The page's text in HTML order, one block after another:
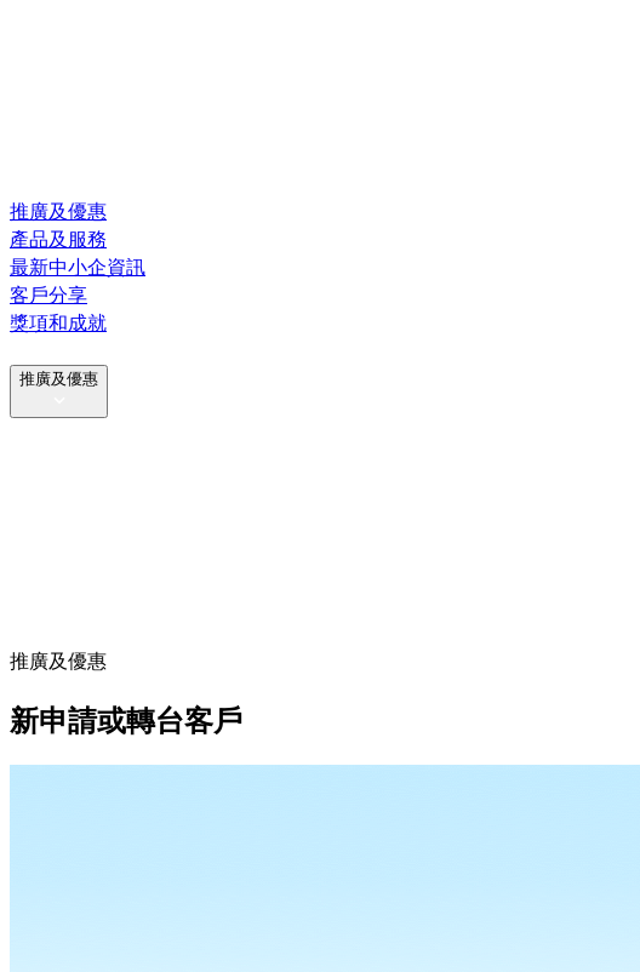
推廣及優惠
產品及服務
最新中小企資訊
客戶分享
獎項和成就
推廣及優惠
推廣及優惠
新申請或轉台客戶